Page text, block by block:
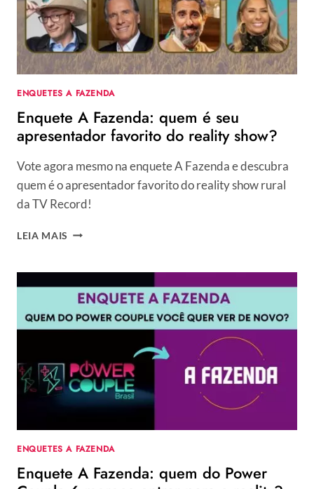
NO
REALITY
SHOW?
ENQUETES A FAZENDA
Enquete A Fazenda: quem é seu
apresentador favorito do reality show?
Vote agora mesmo na enquete A Fazenda e descubra
quem é o apresentador favorito do reality show rural
da TV Record!
LEIA MAIS ENQUETE
QUEM
É
SEU
APRESENTADOR
REALITY
SHOW?
ENQUETES A FAZENDA
Enquete A Fazenda: quem do Power